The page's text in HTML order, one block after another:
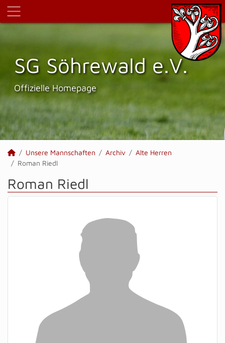
SG Söhrewald e.V.
Offizielle Homepage
Unsere Mannschaften Archiv
Alte Herren
Roman Riedl
Roman Riedl